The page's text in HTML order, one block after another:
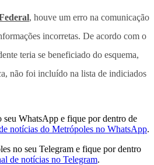
, houve um erro na comunicação
incorretas. De acordo com o
teria se beneficiado do esquema,
não foi incluído na lista de indiciados
seu WhatsApp e fique por dentro de
notícias do Metrópoles no WhatsApp.
no seu Telegram e fique por dentro
de notícias no Telegram.